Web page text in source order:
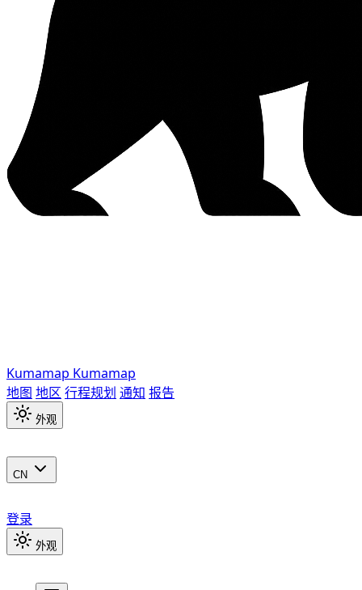
Kumamap Kumamap
地图 地区 行程规划 通知 报告
外观
CN
登录
外观